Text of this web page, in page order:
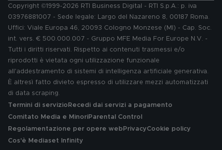
Copyright ©1999-2026 RTI Business Digital - RTI S.p.A.: p. iva
03976881007 - Sede legale: Largo del Nazareno 8, 00187 Roma.
Uffici: Viale Europa 46, 20093 Cologno Monzese (MI) - Cap. Soc.
int. vers. € 500.000.007 - Gruppo MFE Media For Europe N.V. -
Tutti i diritti riservati. Rispetto ai contenuti trasmessi e/o
riprodotti è vietata ogni utilizzazione funzionale
all'addestramento di sistemi di intelligenza artificiale generativa.
È altresì fatto divieto espresso di utilizzare mezzi automatizzati
di data scraping.
Termini di servizio Recedi dai servizi a pagamento
Comitato Media e MinoriParental Control
Regolamentazione per opere web PrivacyCookie policy
Cos'è Mediaset Infinity